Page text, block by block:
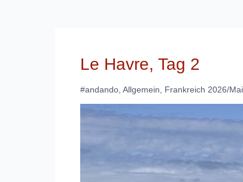
Le Havre, Tag 2
#andando Allgemein Frankreich 2026/Mai